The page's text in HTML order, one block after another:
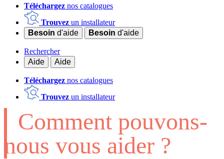
Téléchargez nos catalogues
Trouvez un installateur
Besoin d'aide Besoin d'aide
Rechercher
Aide
Aide
Téléchargez nos catalogues
Trouvez un installateur
Comment pouvons-
nous vous aider ?